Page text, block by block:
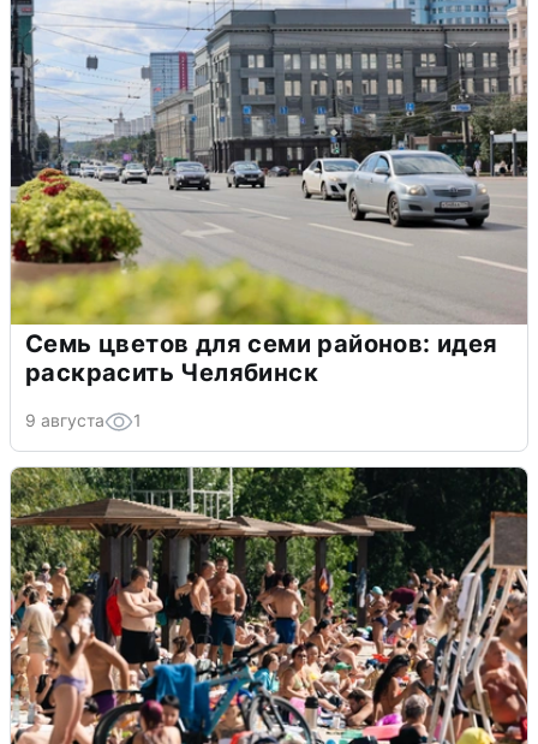
Семь цветов для семи районов: идея
раскрасить Челябинск
9 августа 1